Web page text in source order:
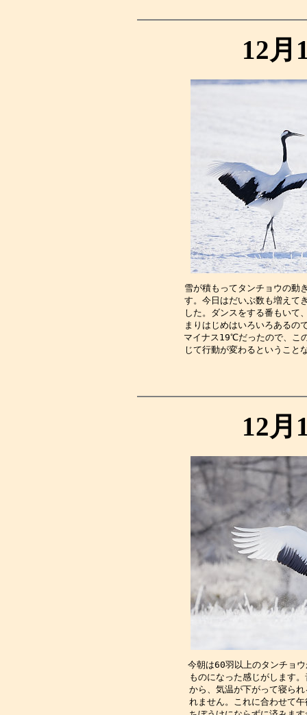
12月
雪が積もってタンチョウの動
す。今日はだいぶ数も増えて
した。ダンスをする番もいて
まりはじめはいろいろあるの
マイナス19℃だったので、こ
じて行動が変わる
12月
今朝は60羽以上のタンチョ
ものになった感じがします
から、気温が下がって寝ら
れません。これに合わせて